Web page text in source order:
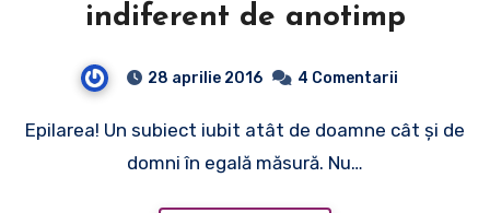
indiferent de anotimp
28 aprilie 2016 4 Comentarii
Epilarea! Un subiect iubit atât de doamne cât şi de
domni în egală măsură. Nu…